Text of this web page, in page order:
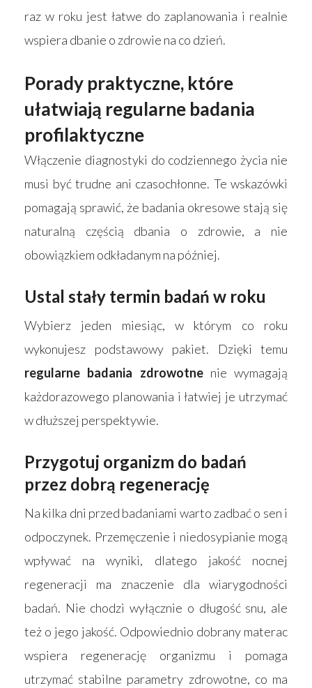
raz w roku jest łatwe do zaplanowania i realnie
wspiera dbanie o zdrowie na co dzień.
Porady praktyczne, które
ułatwiają regularne badania
profilaktyczne
Włączenie diagnostyki do codziennego życia nie
musi być trudne ani czasochłonne. Te wskazówki
pomagają sprawić, że badania okresowe stają się
naturalną częścią dbania o zdrowie, a nie
obowiązkiem odkładanym na później.
Ustal stały termin badań w roku
Wybierz jeden miesiąc, w którym co roku
wykonujesz podstawowy pakiet. Dzięki temu
regularne badania zdrowotnenie wymagają
każdorazowego planowania i łatwiej je utrzymać
w dłuższej perspektywie.
Przygotuj organizm do badań
przez dobrą regenerację
Na kilka dni przed badaniami warto zadbać o sen i
odpoczynek. Przemęczenie i niedosypianie mogą
wpływać na wyniki, dlatego jakość nocnej
regeneracji ma znaczenie dla wiarygodności
badań. Nie chodzi wyłącznie o długość snu, ale
też o jego jakość. Odpowiednio dobrany materac
wspiera regenerację organizmu i pomaga
utrzymać stabilne parametry zdrowotne, co ma